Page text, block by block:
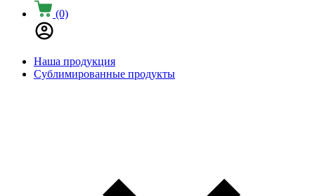
(0)
Наша продукция
Сублимированные продукты